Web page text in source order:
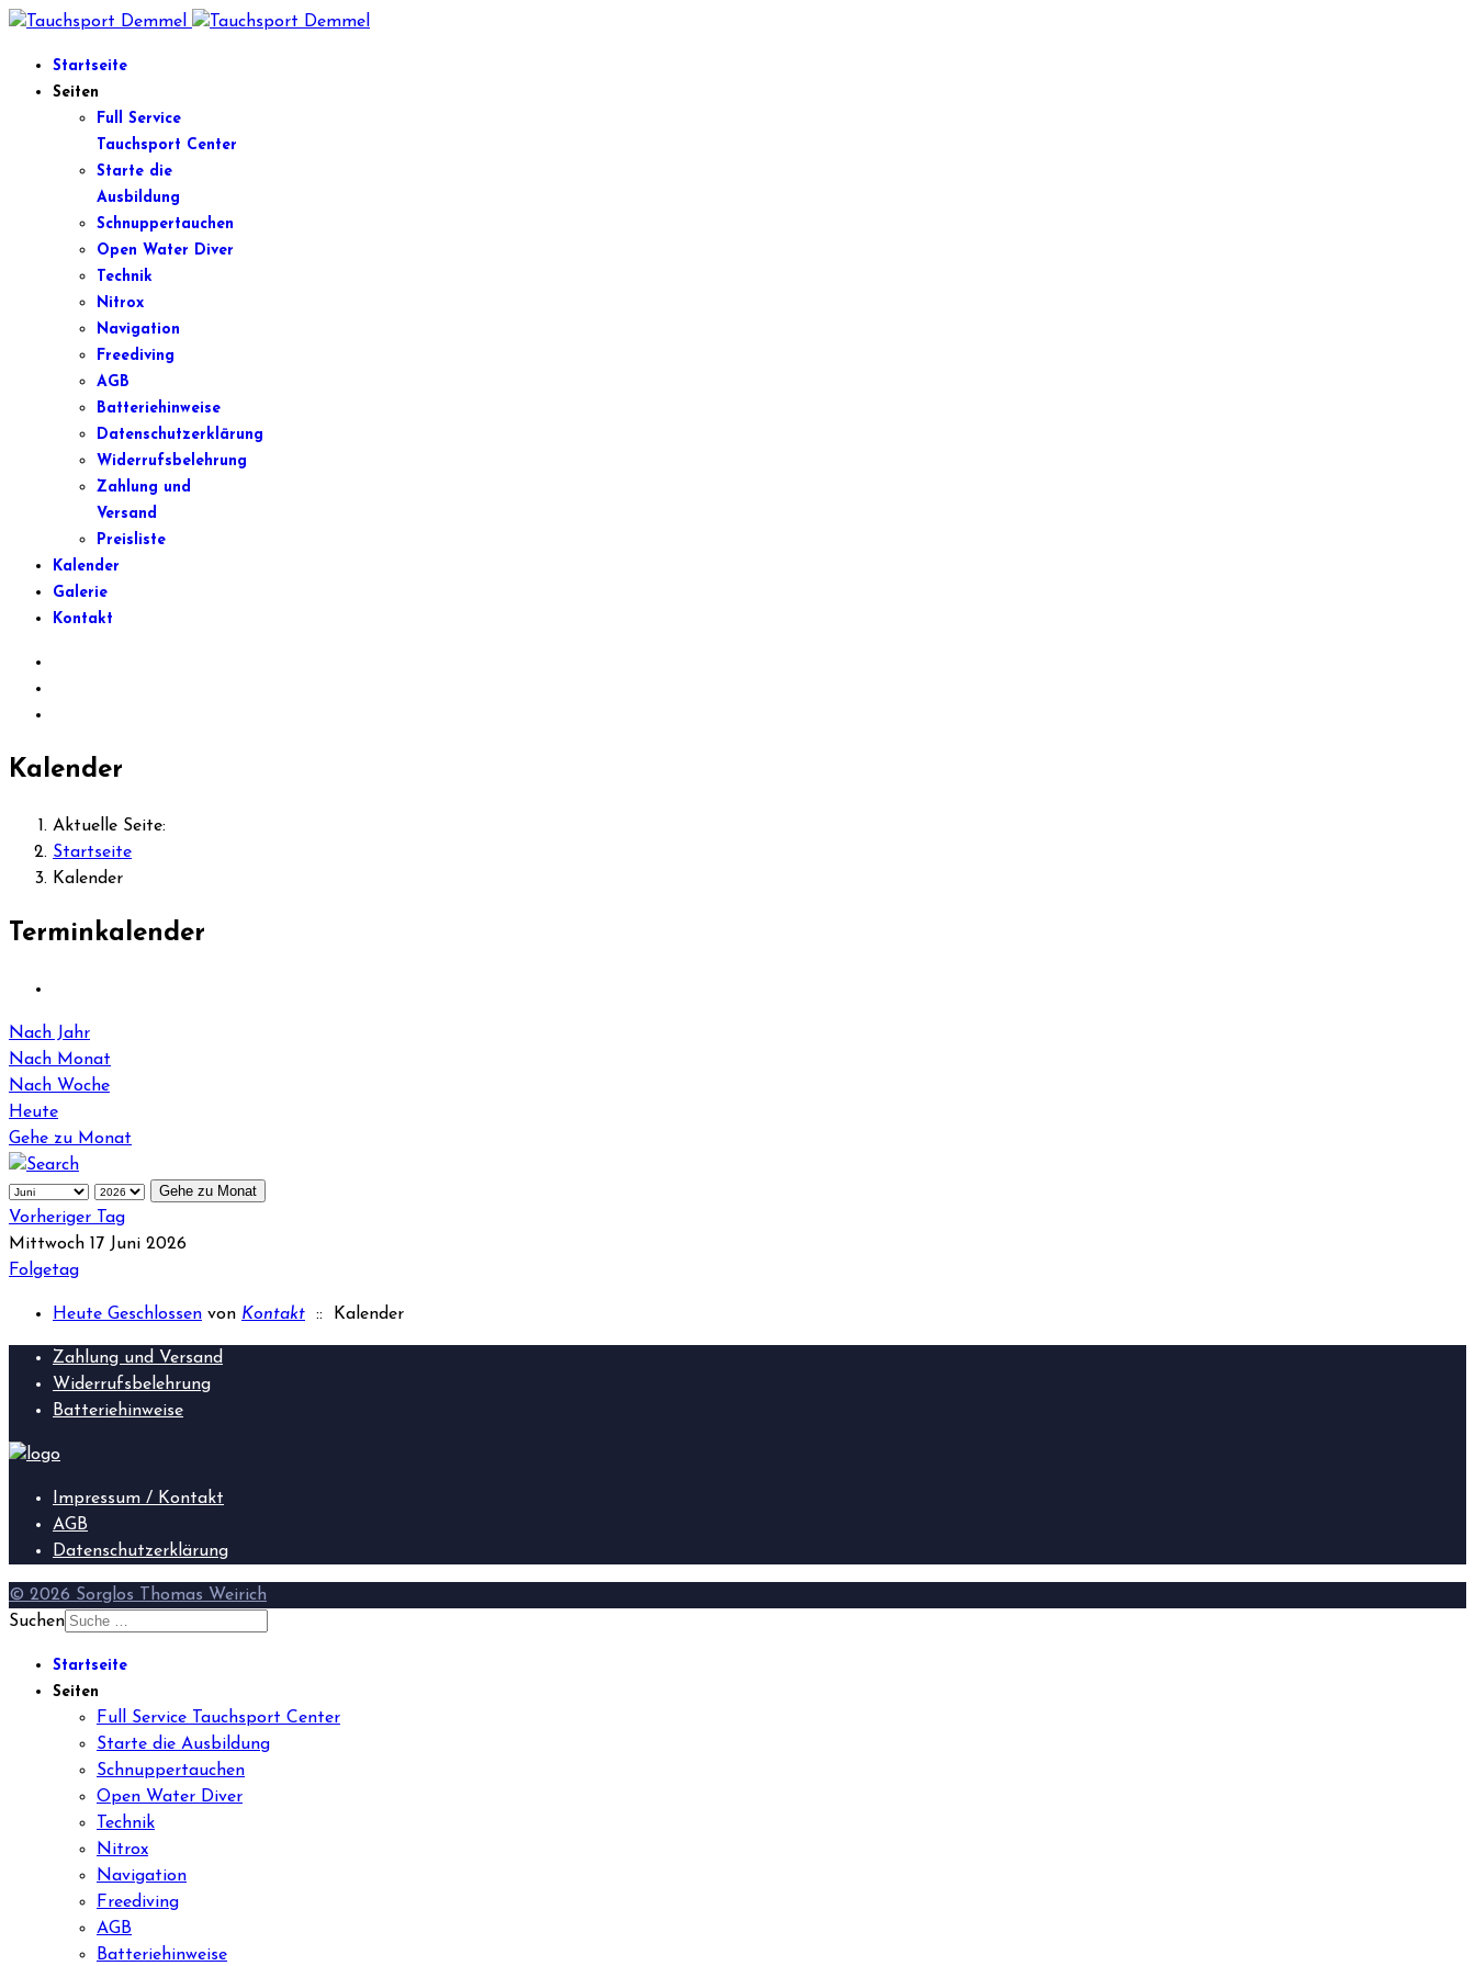
Startseite
Seiten
Full Service
Tauchsport Center
Starte die
Ausbildung
Schnuppertauchen
Open Water Diver
Technik
Nitrox
Navigation
Freediving
AGB
Batteriehinweise
Datenschutzerklärung
Widerrufsbelehrung
Zahlung und
Versand
Preisliste
Kalender
Galerie
Kontakt
Kalender
Aktuelle Seite:
Startseite
Kalender
Terminkalender
Nach Jahr
Nach Monat
Nach Woche
Heute
Gehe zu Monat
Gehe zu Monat
Vorheriger Tag
Mittwoch 17 Juni 2026
Folgetag
Heute Geschlossen von Kontakt :: Kalender
Zahlung und Versand
Widerrufsbelehrung
Batteriehinweise
Impressum / Kontakt
AGB
Datenschutzerklärung
© 2026 Sorglos Thomas Weirich
Suchen
Startseite
Seiten
Full Service Tauchsport Center
Starte die Ausbildung
Schnuppertauchen
Open Water Diver
Technik
Nitrox
Navigation
Freediving
AGB
Batteriehinweise